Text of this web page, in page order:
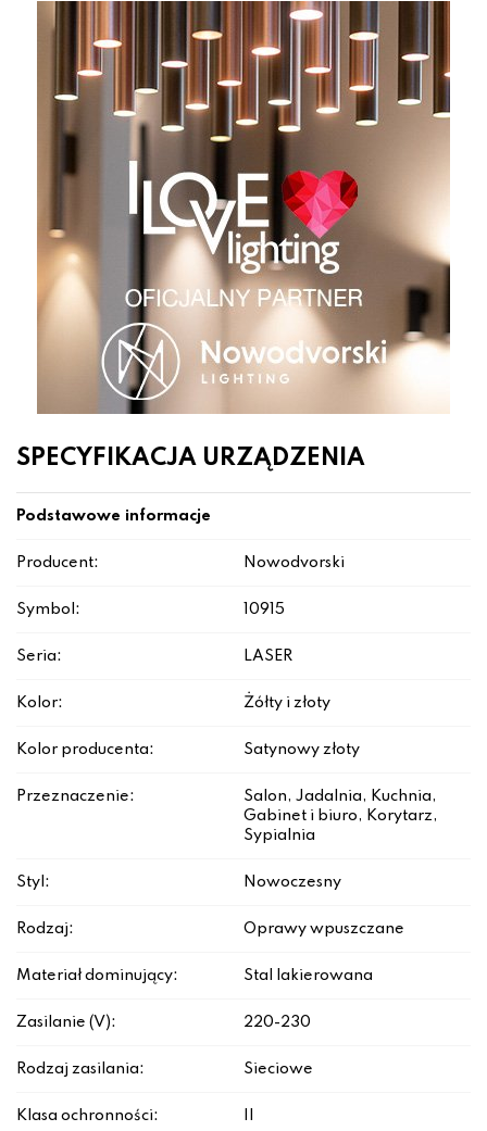
SPECYFIKACJA URZĄDZENIA
Podstawowe informacje
Producent: Nowodvorski
Symbol: 10915
Seria: LASER
Kolor: Żółty i złoty
Kolor producenta: Satynowy złoty
Przeznaczenie:
Salon, Jadalnia, Kuchnia,
Gabinet i biuro, Korytarz,
Sypialnia
Styl: Nowoczesny
Rodzaj: Oprawy wpuszczane
Materiał dominujący: Stal lakierowana
Zasilanie (V): 220-230
Rodzaj zasilania: Sieciowe
Klasa ochronności: